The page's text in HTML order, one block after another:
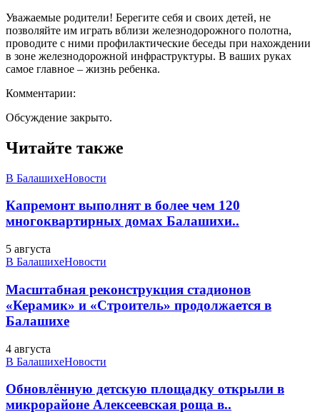
Уважаемые родители! Берегите себя и своих детей, не
позволяйте им играть вблизи железнодорожного полотна,
проводите с ними профилактические беседы при нахождении
в зоне железнодорожной инфраструктуры. В ваших руках
самое главное – жизнь ребенка.
Комментарии:
Обсуждение закрыто.
Читайте также
В БалашихеНовости
Капремонт выполнят в более чем 120
многоквартирных домах Балашихи..
5 августа
В БалашихеНовости
Масштабная реконструкция стадионов
«Керамик» и «Строитель» продолжается в
Балашихе
4 августа
В БалашихеНовости
Обновлённую детскую площадку открыли в
микрорайоне Алексеевская роща в..